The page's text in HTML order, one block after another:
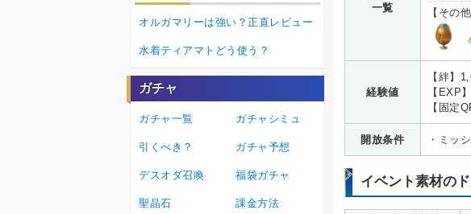
一覧
【その他
経験値
【絆】
【EXP
【固定
開放条件 ・ミッ
イベント素材の
オルガマリーは強い？正直レビュー
水着ティアマトどう使う？
ガチャ
ガチャ一覧 ガチャシミュ
引くべき？ ガチャ予想
デスオダ召喚 福袋ガチャ
聖晶石 課金方法